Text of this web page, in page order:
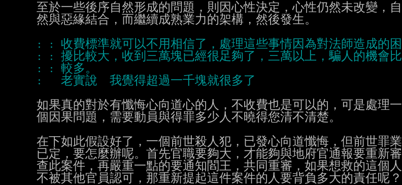
至於一些後序自然形成的問題，則因心性決定，心性仍然未改變，自
然與惡緣結合，而繼續成熟業力的架構，然後發生。
如果真的對於有懺悔心向道心的人，不收費也是可以的，可是處理一
個因果問題，需要動員與得罪多少人不曉得您清不清楚。
在下如此假設好了，一個前世殺人犯，已發心向道懺悔，但前世罪業
已定，要怎麼辦呢。首先官職要夠大，才能夠與地府官通報要重新審
查此案件，再嚴重一點的要通知閻王，共同重審，如果想救的這個人
不被其他官員認可，那重新提起這件案件的人要背負多大的責任呢？